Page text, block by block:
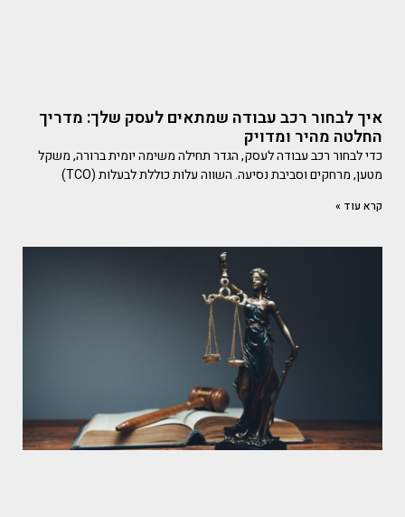
איך לבחור רכב עבודה שמתאים לעסק שלך: מדריך
החלטה מהיר ומדויק
כדי לבחור רכב עבודה לעסק, הגדר תחילה משימה יומית ברורה, משקל
מטען, מרחקים וסביבת נסיעה. השווה עלות כוללת לבעלות (TCO)
קרא עוד »